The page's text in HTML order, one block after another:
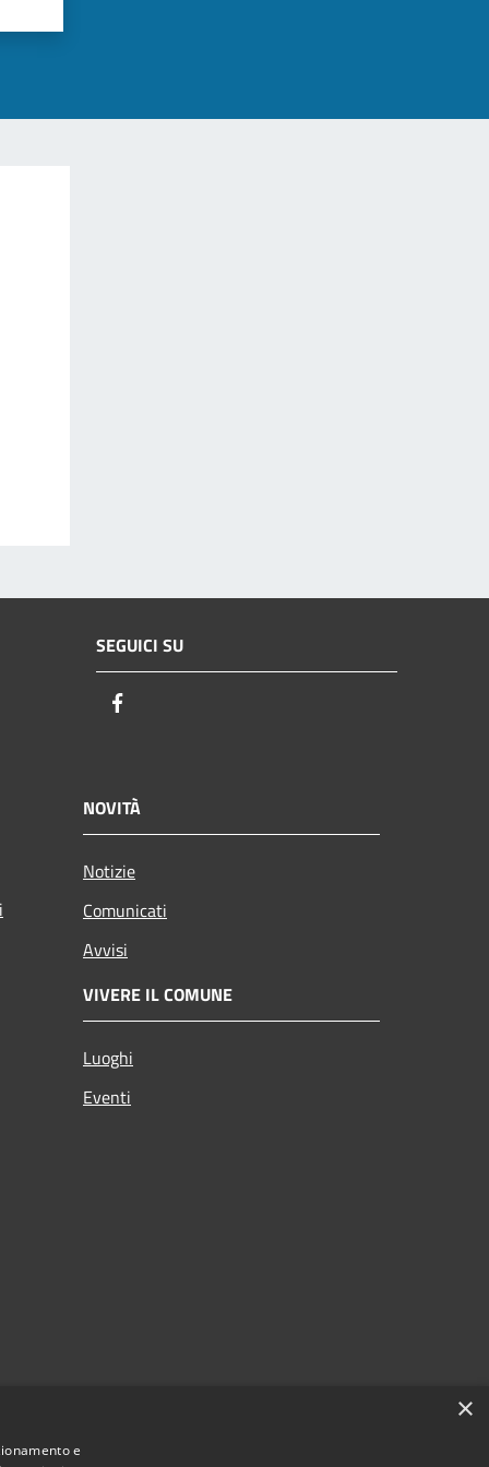
SEGUICI SU
NOVITÀ
Notizie
Comunicati
Avvisi
VIVERE IL COMUNE
Luoghi
Eventi
×
e